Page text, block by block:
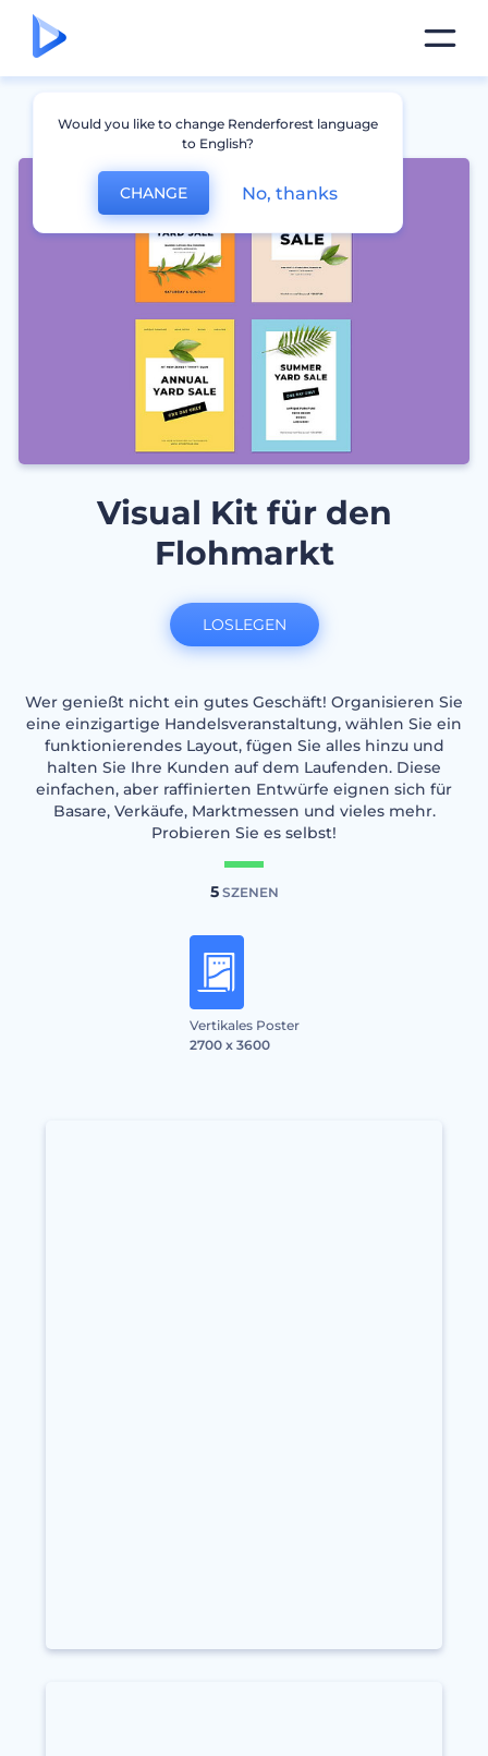
Visual Kit für den
Flohmarkt
Wer genießt nicht ein gutes Geschäft! Organisieren Sie
eine einzigartige Handelsveranstaltung, wählen Sie ein
funktionierendes Layout, fügen Sie alles hinzu und
halten Sie Ihre Kunden auf dem Laufenden. Diese
einfachen, aber raffinierten Entwürfe eignen sich für
Basare, Verkäufe, Marktmessen und vieles mehr.
Probieren Sie es selbst!
5SZENEN
Vertikales Poster
2700 x 3600
LOSLEGEN
Would you like to change Renderforest language
to English?
CHANGE No, thanks